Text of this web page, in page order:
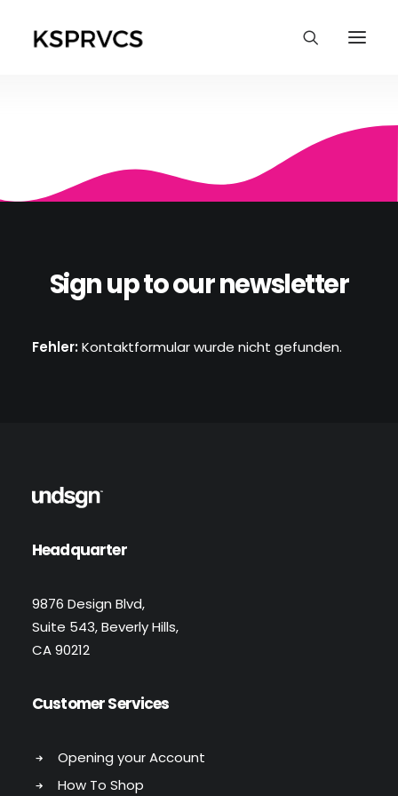
Sign up to our newsletter
Fehler:Kontaktformular wurde nicht gefunden.
Headquarter
9876 Design Blvd,
Suite 543, Beverly Hills,
CA 90212
Customer Services
Opening your Account
How To Shop